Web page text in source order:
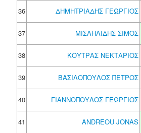
36
ΔΗΜΗΤΡΙΑΔΗΣ ΓΕΩΡΓΙΟΣ
37 ΜΙΣΑΗΛΙΔΗΣ ΣΙΜΟΣ
38
ΚΟΥΤΡΑΣ ΝΕΚΤΑΡΙΟΣ
39
ΒΑΣΙΛΟΠΟΥΛΟΣ ΠΕΤΡΟΣ
40
ΓΙΑΝΝΟΠΟΥΛΟΣ ΓΕΩΡΓΙΟΣ
41
ANDREOU JONAS